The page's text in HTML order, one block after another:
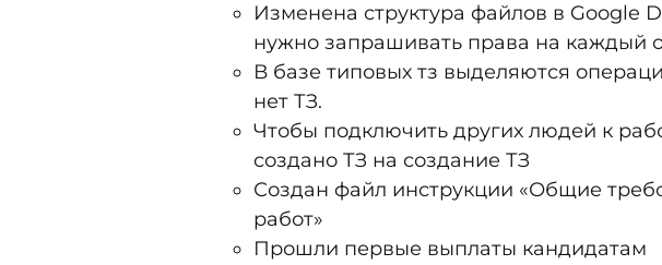
Изменена структура файлов в Google
нужно запрашивать права на каждый
В базе типовых тз выделяются
нет ТЗ.
Чтобы подключить других людей к
создано ТЗ на создание ТЗ
Создан файл инструкции «Общие
работ»
Прошли первые выплаты кандидатам